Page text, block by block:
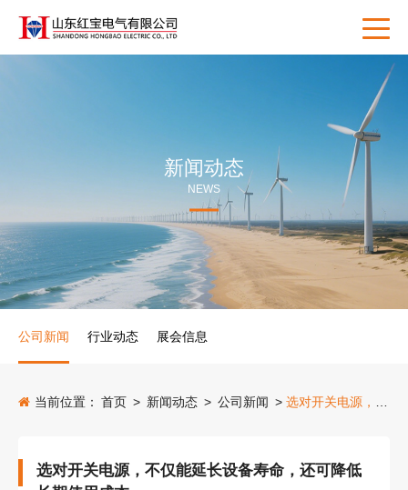
新闻动态
NEWS
公司新闻 行业动态 展会信息
当前位置： 首页 > 新闻动态 > 公司新闻 > 选对开关电源，不仅能延长设备寿命，还可降低长期使用成本
选对开关电源，不仅能延长设备寿命，还可降低